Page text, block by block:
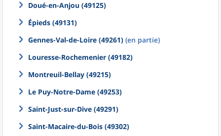
Doué-en-Anjou (49125)
Épieds (49131)
Gennes-Val-de-Loire (49261) (en partie)
Louresse-Rochemenier (49182)
Montreuil-Bellay (49215)
Le Puy-Notre-Dame (49253)
Saint-Just-sur-Dive (49291)
Saint-Macaire-du-Bois (49302)